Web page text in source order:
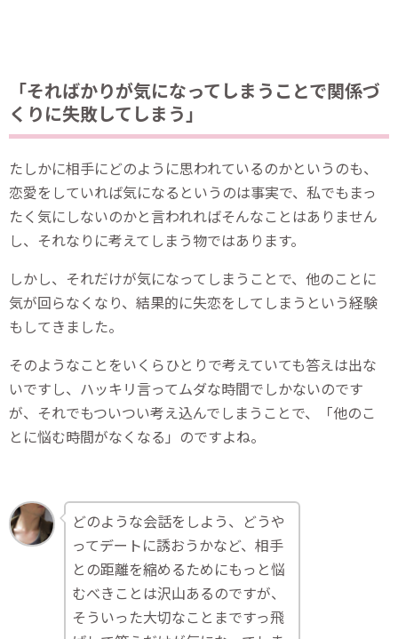
「そればかりが気になってしまうことで関係づ
くりに失敗してしまう」
たしかに相手にどのように思われているのかというのも、
恋愛をしていれば気になるというのは事実で、私でもまっ
たく気にしないのかと言われればそんなことはありません
し、それなりに考えてしまう物ではあります。
しかし、それだけが気になってしまうことで、他のことに
気が回らなくなり、結果的に失恋をしてしまうという経験
もしてきました。
そのようなことをいくらひとりで考えていても答えは出な
いですし、ハッキリ言ってムダな時間でしかないのです
が、それでもついつい考え込んでしまうことで、「他のこ
とに悩む時間がなくなる」のですよね。
どのような会話をしよう、どうや
ってデートに誘おうかなど、相手
との距離を縮めるためにもっと悩
むべきことは沢山あるのですが、
そういった大切なことまですっ飛